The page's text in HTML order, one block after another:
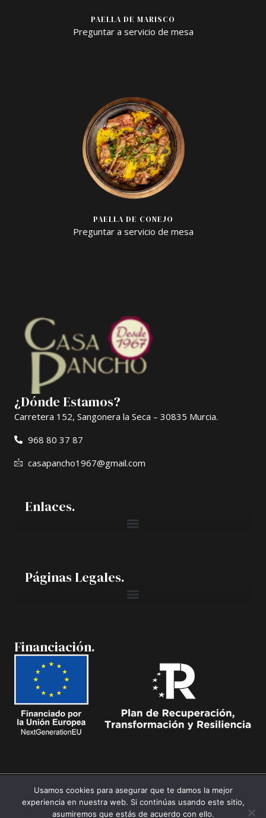
PAELLA DE MARISCO
Preguntar a servicio de mesa
PAELLA DE CONEJO
Preguntar a servicio de mesa
¿Dónde Estamos?
Carretera 152, Sangonera la Seca – 30835 Murcia.
968 80 37 87
casapancho1967@gmail.com
Enlaces.
Páginas Legales.
Financiación.
Copyright © 2026 Casa Pancho
Usamos cookies para asegurar que te damos la mejor
experiencia en nuestra web. Si continúas usando este sitio,
asumiremos que estás de acuerdo con ello.